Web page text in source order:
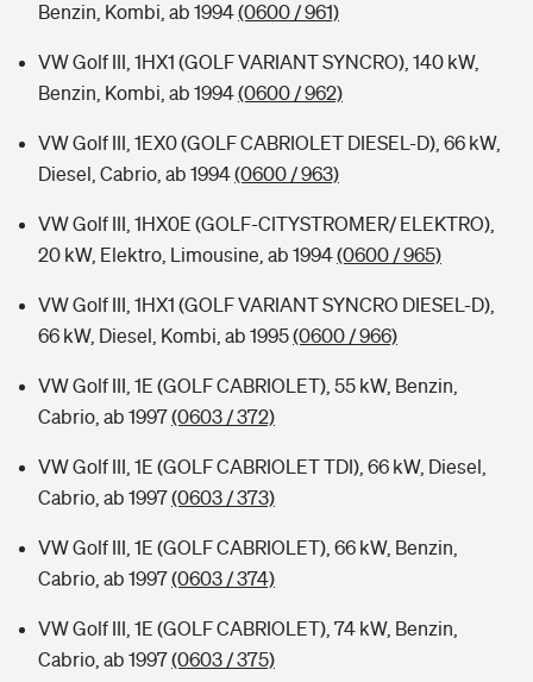
Benzin, Kombi, ab 1994(0600 / 961)
VW Golf III, 1HX1 (GOLF VARIANT SYNCRO), 140 kW,
Benzin, Kombi, ab 1994(0600 / 962)
VW Golf III, 1EX0 (GOLF CABRIOLET DIESEL-D), 66 kW,
Diesel, Cabrio, ab 1994(0600 / 963)
VW Golf III, 1HX0E (GOLF-CITYSTROMER/ ELEKTRO),
20 kW, Elektro, Limousine, ab 1994(0600 / 965)
VW Golf III, 1HX1 (GOLF VARIANT SYNCRO DIESEL-D),
66 kW, Diesel, Kombi, ab 1995(0600 / 966)
VW Golf III, 1E (GOLF CABRIOLET), 55 kW, Benzin,
Cabrio, ab 1997(0603 / 372)
VW Golf III, 1E (GOLF CABRIOLET TDI), 66 kW, Diesel,
Cabrio, ab 1997(0603 / 373)
VW Golf III, 1E (GOLF CABRIOLET), 66 kW, Benzin,
Cabrio, ab 1997(0603 / 374)
VW Golf III, 1E (GOLF CABRIOLET), 74 kW, Benzin,
Cabrio, ab 1997(0603 / 375)